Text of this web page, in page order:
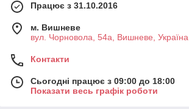
Працює з 31.10.2016
м. Вишневе
вул. Чорновола, 54а, Вишневе, Україна
Контакти
Сьогодні працює з 09:00 до 18:00
Показати весь графік роботи